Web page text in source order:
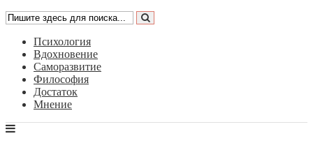
Психология
Вдохновение
Саморазвитие
Философия
Достаток
Мнение